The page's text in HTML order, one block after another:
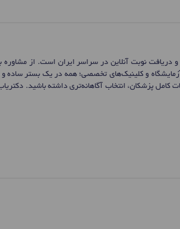
دریافت نوبت آنلاین در سراسر ایران است. از
و کلینیک‌های تخصصی؛ همه در یک بستر ساده و
پزشکان، انتخاب آگاهانه‌تری داشته باشید.